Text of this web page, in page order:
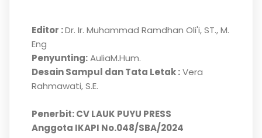
Editor :Dr. Ir. Muhammad Ramdhan Oli'i, ST., M.
Eng
Penyunting:AuliaM.Hum.
Desain Sampul dan Tata Letak :Vera
Rahmawati, S.E.
Penerbit: CV LAUK PUYU PRESS
Anggota IKAPI No.048/SBA/2024